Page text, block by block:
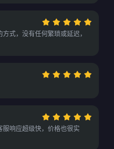
式，没有任何繁琐或延迟，
响应超级快，价格也很实